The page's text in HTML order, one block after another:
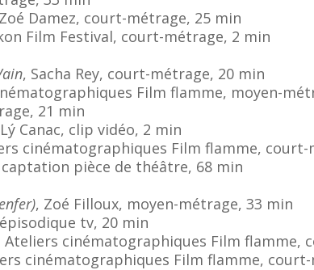
Damez, court-métrage, 25 min
Film Festival, court-métrage, 2 min
, Sacha Rey, court-métrage, 20 min
Film flamme, moyen-
21 min
Canac, clip vidéo, 2 min
cinématographiques Film flamme, court-
pièce de théâtre, 68 min
, Zoé Filloux, moyen-métrage, 33 min
tv, 20 min
Ateliers cinématographiques Film flamme,
cinématographiques Film flamme,